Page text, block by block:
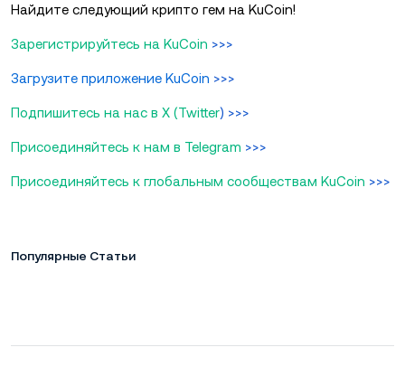
Найдите следующий крипто гем на KuCoin!
Зарегистрируйтесь на KuCoin >>>
Загрузите приложение KuCoin >>>
Подпишитесь на нас в X (Twitter) >>>
Присоединяйтесь к нам в Telegram >>>
Присоединяйтесь к глобальным сообществам KuCoin >>>
Популярные Статьи